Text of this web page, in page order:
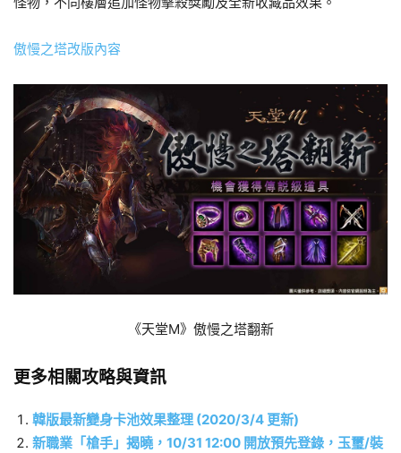
傲慢之塔改版內容
《天堂M》傲慢之塔翻新
更多相關攻略與資訊
韓版最新變身卡池效果整理 (2020/3/4 更新)
新職業「槍手」揭曉，10/31 12:00 開放預先登錄，玉璽/裝